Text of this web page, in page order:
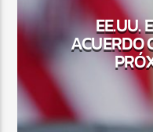
EE.UU.
ACUERDO